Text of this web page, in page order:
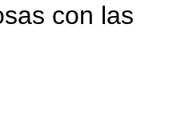
con las